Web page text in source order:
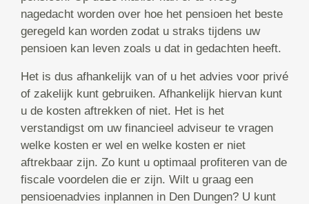
nagedacht worden over hoe het pensioen het beste
geregeld kan worden zodat u straks tijdens uw
pensioen kan leven zoals u dat in gedachten heeft.
Het is dus afhankelijk van of u het advies voor privé
of zakelijk kunt gebruiken. Afhankelijk hiervan kunt
u de kosten aftrekken of niet. Het is het
verstandigst om uw financieel adviseur te vragen
welke kosten er wel en welke kosten er niet
aftrekbaar zijn. Zo kunt u optimaal profiteren van de
fiscale voordelen die er zijn. Wilt u graag een
pensioenadvies inplannen in Den Dungen? U kunt